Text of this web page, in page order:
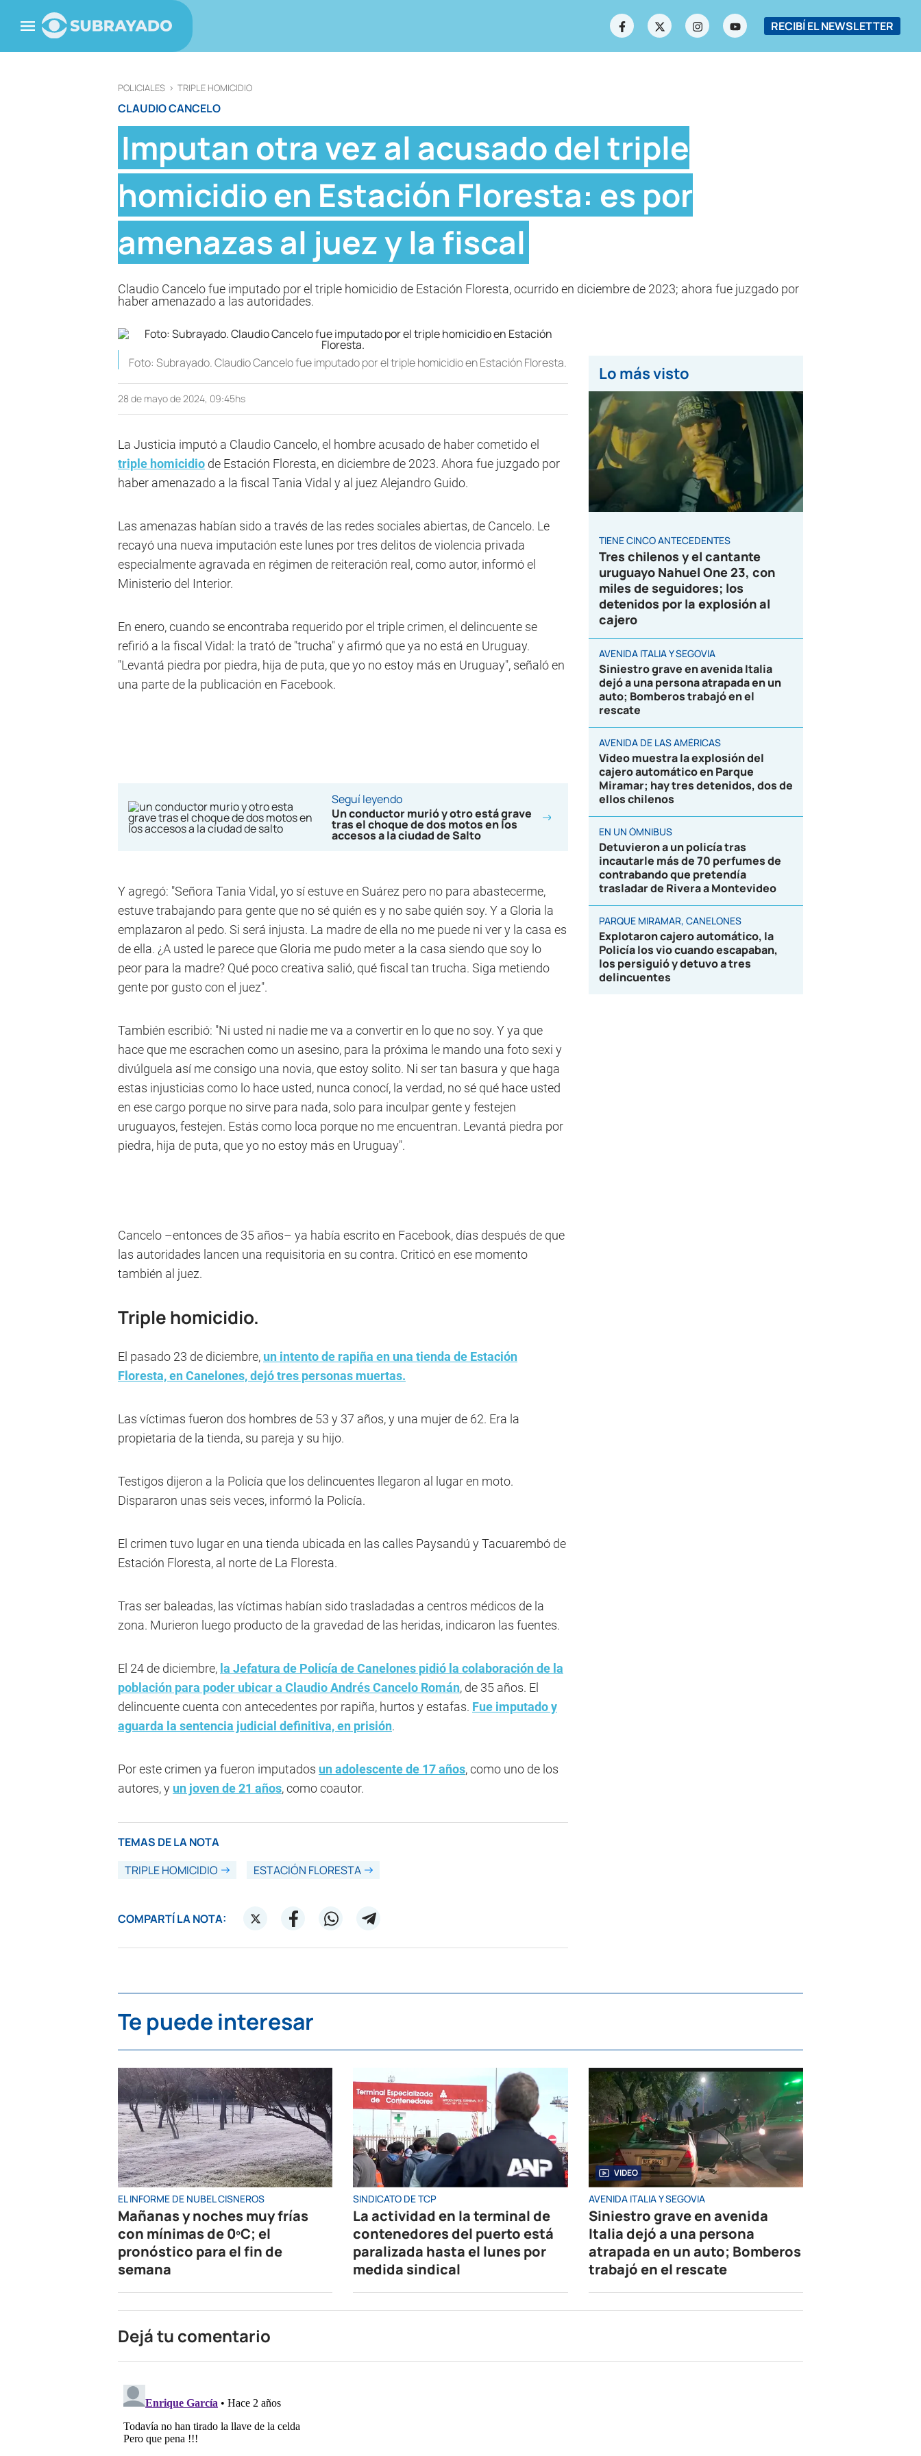
RECIBÍ EL NEWSLETTER
POLICIALES > TRIPLE HOMICIDIO
CLAUDIO CANCELO
Imputan otra vez al acusado del triple
homicidio en Estación Floresta: es por
amenazas al juez y la fiscal
Claudio Cancelo fue imputado por el triple homicidio de Estación Floresta, ocurrido en diciembre de 2023; ahora fue juzgado por
haber amenazado a las autoridades.
Foto: Subrayado. Claudio Cancelo fue imputado por el triple homicidio en Estación Floresta.
28 de mayo de 2024, 09:45hs
La Justicia imputó a Claudio Cancelo, el hombre acusado de haber cometido el
triple homicidio de Estación Floresta, en diciembre de 2023. Ahora fue juzgado por
haber amenazado a la fiscal Tania Vidal y al juez Alejandro Guido.
Las amenazas habían sido a través de las redes sociales abiertas, de Cancelo. Le
recayó una nueva imputación este lunes por tres delitos de violencia privada
especialmente agravada en régimen de reiteración real, como autor, informó el
Ministerio del Interior.
En enero, cuando se encontraba requerido por el triple crimen, el delincuente se
refirió a la fiscal Vidal: la trató de "trucha" y afirmó que ya no está en Uruguay.
"Levantá piedra por piedra, hija de puta, que yo no estoy más en Uruguay", señaló en
una parte de la publicación en Facebook.
Seguí leyendo
Un conductor murió y otro está grave
tras el choque de dos motos en los
accesos a la ciudad de Salto
Y agregó: "Señora Tania Vidal, yo sí estuve en Suárez pero no para abastecerme,
estuve trabajando para gente que no sé quién es y no sabe quién soy. Y a Gloria la
emplazaron al pedo. Si será injusta. La madre de ella no me puede ni ver y la casa es
de ella. ¿A usted le parece que Gloria me pudo meter a la casa siendo que soy lo
peor para la madre? Qué poco creativa salió, qué fiscal tan trucha. Siga metiendo
gente por gusto con el juez".
También escribió: "Ni usted ni nadie me va a convertir en lo que no soy. Y ya que
hace que me escrachen como un asesino, para la próxima le mando una foto sexi y
divúlguela así me consigo una novia, que estoy solito. Ni ser tan basura y que haga
estas injusticias como lo hace usted, nunca conocí, la verdad, no sé qué hace usted
en ese cargo porque no sirve para nada, solo para inculpar gente y festejen
uruguayos, festejen. Estás como loca porque no me encuentran. Levantá piedra por
piedra, hija de puta, que yo no estoy más en Uruguay".
Cancelo –entonces de 35 años– ya había escrito en Facebook, días después de que
las autoridades lancen una requisitoria en su contra. Criticó en ese momento
también al juez.
Triple homicidio.
El pasado 23 de diciembre, un intento de rapiña en una tienda de Estación
Floresta, en Canelones, dejó tres personas muertas.
Las víctimas fueron dos hombres de 53 y 37 años, y una mujer de 62. Era la
propietaria de la tienda, su pareja y su hijo.
Testigos dijeron a la Policía que los delincuentes llegaron al lugar en moto.
Dispararon unas seis veces, informó la Policía.
El crimen tuvo lugar en una tienda ubicada en las calles Paysandú y Tacuarembó de
Estación Floresta, al norte de La Floresta.
Tras ser baleadas, las víctimas habían sido trasladadas a centros médicos de la
zona. Murieron luego producto de la gravedad de las heridas, indicaron las fuentes.
El 24 de diciembre, la Jefatura de Policía de Canelones pidió la colaboración de la
población para poder ubicar a Claudio Andrés Cancelo Román, de 35 años. El
delincuente cuenta con antecedentes por rapiña, hurtos y estafas. Fue imputado y
aguarda la sentencia judicial definitiva, en prisión.
Por este crimen ya fueron imputados un adolescente de 17 años, como uno de los
autores, y un joven de 21 años, como coautor.
TEMAS DE LA NOTA
TRIPLE HOMICIDIO
ESTACIÓN FLORESTA
COMPARTÍ LA NOTA:
Lo más visto
TIENE CINCO ANTECEDENTES
Tres chilenos y el cantante
uruguayo Nahuel One 23, con
miles de seguidores; los
detenidos por la explosión al
cajero
AVENIDA ITALIA Y SEGOVIA
Siniestro grave en avenida Italia
dejó a una persona atrapada en un
auto; Bomberos trabajó en el
rescate
AVENIDA DE LAS AMÉRICAS
Video muestra la explosión del
cajero automático en Parque
Miramar; hay tres detenidos, dos de
ellos chilenos
EN UN ÓMNIBUS
Detuvieron a un policía tras
incautarle más de 70 perfumes de
contrabando que pretendía
trasladar de Rivera a Montevideo
PARQUE MIRAMAR, CANELONES
Explotaron cajero automático, la
Policía los vio cuando escapaban,
los persiguió y detuvo a tres
delincuentes
Te puede interesar
EL INFORME DE NUBEL CISNEROS
Mañanas y noches muy frías
con mínimas de 0ºC; el
pronóstico para el fin de
semana
SINDICATO DE TCP
La actividad en la terminal de
contenedores del puerto está
paralizada hasta el lunes por
medida sindical
VIDEO
AVENIDA ITALIA Y SEGOVIA
Siniestro grave en avenida
Italia dejó a una persona
atrapada en un auto; Bomberos
trabajó en el rescate
Dejá tu comentario